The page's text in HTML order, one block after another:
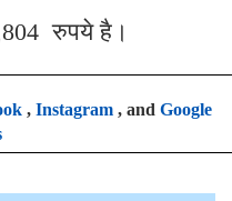
रुपये है।
, Instagram, and Google